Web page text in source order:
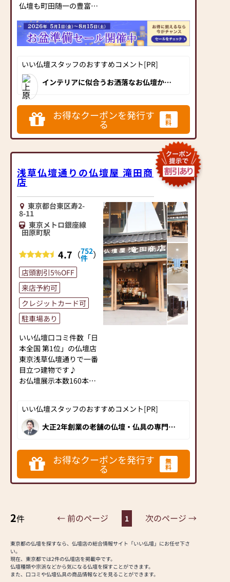
ます)
≪お仏壇のはせがわより
お客様へ≫
したら、ぜひお仏壇のは
せがわにお越しくださ
い。当店は幅広い品揃え
とリーズナブルな価格で
お客様をお迎えしていま
す。
仏壇には様々な種類がご
ざいます。伝統的な木製
の仏壇やモダンなデザイ
トなサイズの仏壇など、
お客様のご要望に合わせ
て選ぶことができます。
仏壇の素材や彫刻、仏像
の種類も豊富にご用意し
ておりますので、心から
ご供養いただける仏壇を
見つけていただけます。
さらに、仏具も充実して
おります。位牌や線香、
ろうそくや花立てなど、
お仏壇のセットや個別の
アイテムも豊富に揃えて
おります。お好みやご自
宅のお仏壇に合わせて、
お求めいただけます。
当店の魅力は、品質と価
格のバランスです。品質
に妥協せず、お求めやす
い価格を実現していま
のある商品を取り扱って
おりますので、安心して
お買い物をお楽しみいた
また、スタッフ一同、お
客様のご要望に丁寧にお
応えいたします。お仏壇
や仏具に関するご質問や
いたします。お客様のご
心からのおもてなしを提
供いたします。
お仏壇のはせがわでは、
お客様の大切なご供養に
仏壇も町田随一の豊富な
くり回遊してお選びいた
だけます。
ベテランスタッフが心を
込めて接客させて頂きま
す。
お客様の疑問な点ご不安
に思っている事、何でも
お聞き下さいませ。
『偲ぶ心をかたちにする
お手伝い』を私達のモッ
トーです。
いながらよりお客様に納
得して頂けるご説明を致
します。
是非一度、皆様で日本堂
町田金森店にご来店下さ
いませ!!
＝＝＝＝＝＝＝＝＝＝＝
＝＝＝＝＝＝＝＝＝＝＝
＝＝＝＝========
「お盆のご準備はととの
いましたか？」
新盆をお迎えする皆様に
手作りテキストをご用意
してご準備のレクチャー
を致します。
お応え出来るようにスッ
タフも日々勉強しており
ます。
お気軽にお声をお掛け下
さいませ。
金森店
小さいお仏壇から伝統的
な立派なお仏壇まで広い
店内をゆっくりと品定め
新しいお仏壇をご購入の
お客様は今ある古いお仏
壇を無料でお引き取り致
す。）
なサイズとデザインのモ
ダン仏壇をセール価格に
て展示しております。
もちろん「東京仏壇」
いい仏壇スタッフのおすすめコメント[PR]
インテリアに似合うお洒落なお仏壇から
重厚感のあるお仏壇まで、展示は100台以
で、相模原市に隣接しているため神奈川
県からも多くのお客様が来店されていま
す。お得なクーポンを発行す
る
無
料
浅草仏壇通りの仏壇屋 滝田商
店
東京都台東区寿2-
8-11
東京メトロ銀座線
田原町駅
4.7 （752
件 ）
店頭割引5%OFF
来店予約可
クレジットカード可
駐車場あり
いい仏壇口コミ件数「日
本全国 第1位」の仏壇店
東京浅草仏壇通りで一番
目立つ建物です♪
お仏壇展示本数160本以
モダン仏壇・ミニ仏壇か
ら伝統型仏壇、祖霊舎ま
で豊富な品揃え。
す。
年中無休ですので、お気
軽にご来店ください。
13名の仏事コーディネー
でもご相談を受付けま
どこよりも安い価格で、
どこよりも親切な接客で
いい仏壇スタッフのおすすめコメント[PR]
大正2年創業の老舗の仏壇・仏具の専門
店。様々なタイプの高品質なお仏壇を豊
な店内で、くつろぎながらお買い物いた
だけます！丁寧に説明してくださる接客
対応も安心です。
お得なクーポンを発行す
る
無
料
2件 ← 前のページ 1 次のページ →
東京都の仏壇を探すなら、仏壇店の総合情報サイト「いい仏壇」にお任せ下さ
い。
現在、東京都では2件の仏壇店を掲載中です。
仏壇種類や宗派などから気になる仏壇を探すことができます。
また、口コミや仏壇仏具の商品情報などを見ることができます。